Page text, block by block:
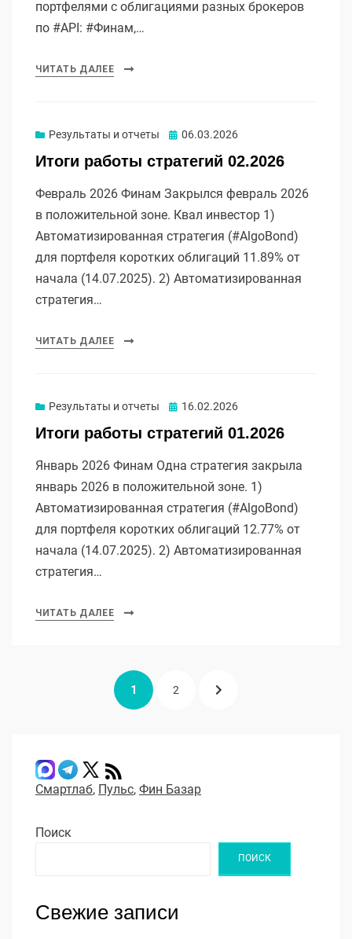
портфелями с облигациями разных брокеров
по #API: #Финам,…
ЧИТАТЬ ДАЛЕЕ
Результаты и отчеты Опубликовано
06.03.2026
Итоги работы стратегий 02.2026
Февраль 2026 Финам Закрылся февраль 2026
в положительной зоне. Квал инвестор 1)
Автоматизированная стратегия (#AlgoBond)
для портфеля коротких облигаций 11.89% от
начала (14.07.2025). 2) Автоматизированная
стратегия…
ЧИТАТЬ ДАЛЕЕ
Результаты и отчеты Опубликовано
16.02.2026
Итоги работы стратегий 01.2026
Январь 2026 Финам Одна стратегия закрыла
январь 2026 в положительной зоне. 1)
Автоматизированная стратегия (#AlgoBond)
для портфеля коротких облигаций 12.77% от
начала (14.07.2025). 2) Автоматизированная
стратегия…
ЧИТАТЬ ДАЛЕЕ
СТРАНИЦА
1 СТРАНИЦА
2 СЛЕДУЮЩАЯ
Смартлаб, Пульс, Фин Базар
Поиск
ПОИСК
Свежие записи